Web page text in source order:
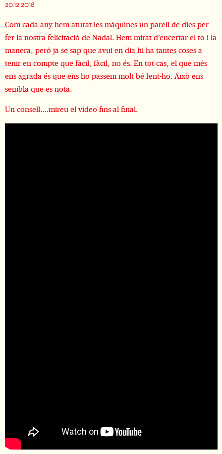
20.12.2018
Com cada any hem aturat les màquines un parell de dies per
fer la nostra felicitació de Nadal. Hem mirat d’encertar el to i la
manera, però ja se sap que avui en dia hi ha tantes coses a
tenir en compte que fàcil, fàcil, no és. En tot cas, el que més
ens agrada és que ens ho passem molt bé fent-ho. Això ens
sembla que es nota.
Un consell….mireu el vídeo fins al final.